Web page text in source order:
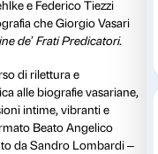
Sala del
Piazza Mino
posti